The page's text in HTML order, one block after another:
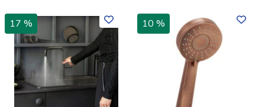
17 % 10 %